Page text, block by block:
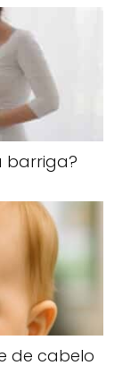
barriga?
de cabelo